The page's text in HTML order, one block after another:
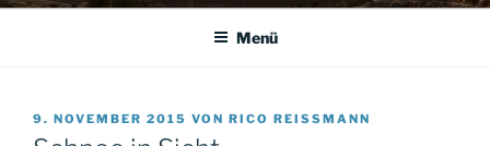
Menü
VERÖFFENTLICHT
AM
9. NOVEMBER 2015 VON RICO REISSMANN